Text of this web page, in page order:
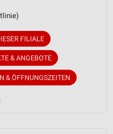
FILIALE
& ANGEBOTE
& ÖFFNUNGSZEITEN